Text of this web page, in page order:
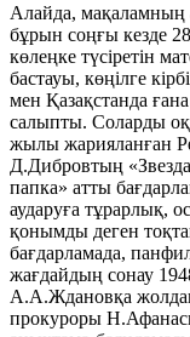
Алайда, мақаламның
бұрын соңғы кезде
көлеңке түсіретін
бастауы, көңілге
мен Қазақстанда
салыпты. Соларды
жылы жарияланған
Д.Дибровтың
папка» атты
аударуға тұрарлық,
қонымды деген
бағдарламада,
жағдайдың сонау
А.А.Ждановқа
прокуроры